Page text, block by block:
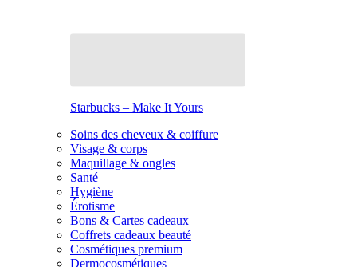
Starbucks – Make It Yours
Soins des cheveux & coiffure
Visage & corps
Maquillage & ongles
Santé
Hygiène
Érotisme
Bons & Cartes cadeaux
Coffrets cadeaux beauté
Cosmétiques premium
Dermocosmétiques